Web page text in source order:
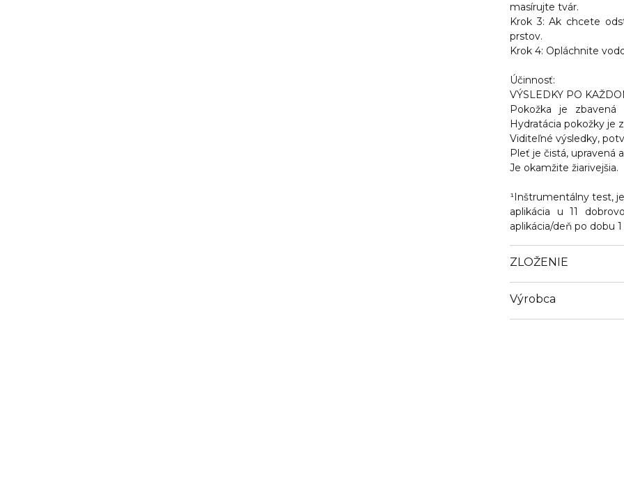
masírujte tvár.
Krok 3: Ak chcete
prstov.
Krok 4: Opláchnite
Účinnosť:
VÝSLEDKY PO
Pokožka je
Hydratácia pokožky je
Viditeľné výsledky,
Pleť je čistá, upravená
Je okamžite žiarivejšia.
¹Inštrumentálny test,
aplikácia u 11
aplikácia/deň po dobu
ZLOŽENIE
Výrobca